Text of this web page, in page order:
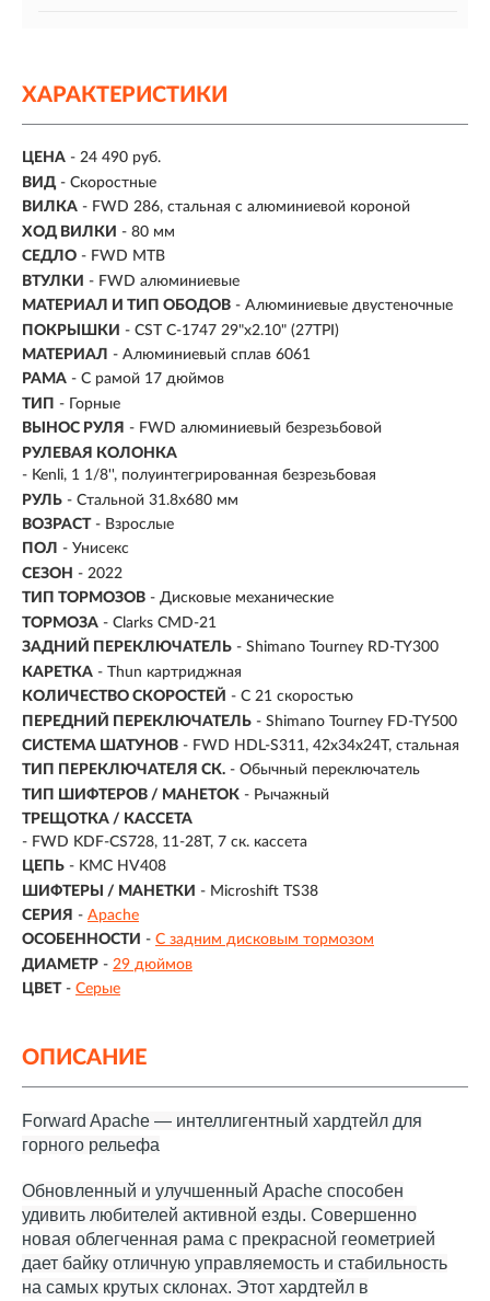
ХАРАКТЕРИСТИКИ
ЦЕНА - 24 490 руб.
ВИД - Скоростные
ВИЛКА - FWD 286, стальная с алюминиевой короной
ХОД ВИЛКИ - 80 мм
СЕДЛО - FWD MTB
ВТУЛКИ - FWD алюминиевые
МАТЕРИАЛ И ТИП ОБОДОВ - Алюминиевые двустеночные
ПОКРЫШКИ - CST C-1747 29"x2.10" (27TPI)
МАТЕРИАЛ - Алюминиевый сплав 6061
РАМА - С рамой 17 дюймов
ТИП - Горные
ВЫНОС РУЛЯ - FWD алюминиевый безрезьбовой
РУЛЕВАЯ КОЛОНКА
- Kenli, 1 1/8'', полуинтегрированная безрезьбовая
РУЛЬ - Стальной 31.8х680 мм
ВОЗРАСТ - Взрослые
ПОЛ - Унисекс
СЕЗОН - 2022
ТИП ТОРМОЗОВ - Дисковые механические
ТОРМОЗА - Clarks CMD-21
ЗАДНИЙ ПЕРЕКЛЮЧАТЕЛЬ - Shimano Tourney RD-TY300
КАРЕТКА - Thun картриджная
КОЛИЧЕСТВО СКОРОСТЕЙ - С 21 скоростью
ПЕРЕДНИЙ ПЕРЕКЛЮЧАТЕЛЬ - Shimano Tourney FD-TY500
СИСТЕМА ШАТУНОВ - FWD HDL-S311, 42x34x24T, стальная
ТИП ПЕРЕКЛЮЧАТЕЛЯ СК. - Обычный переключатель
ТИП ШИФТЕРОВ / МАНЕТОК - Рычажный
ТРЕЩОТКА / КАССЕТА
- FWD KDF-CS728, 11-28T, 7 ск. кассета
ЦЕПЬ - KMC HV408
ШИФТЕРЫ / МАНЕТКИ - Microshift TS38
СЕРИЯ - Apache
ОСОБЕННОСТИ - С задним дисковым тормозом
ДИАМЕТР - 29 дюймов
ЦВЕТ - Серые
ОПИСАНИЕ
Forward Apache — интеллигентный хардтейл для
горного рельефа
Обновленный и улучшенный Apache способен
удивить любителей активной езды. Совершенно
новая облегченная рама с прекрасной геометрией
дает байку отличную управляемость и стабильность
на самых крутых склонах. Этот хардтейл в